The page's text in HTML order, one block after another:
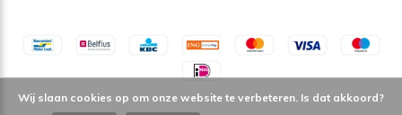
Wij slaan cookies op om onze website te verbeteren. Is dat akkoord?